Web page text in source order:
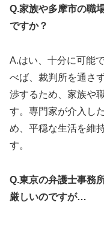
Q.家族や多摩市の職
ですか？
A.はい、十分に可能
べば、裁判所を通さ
渉するため、家族や
す。専門家が介入し
め、平穏な生活を維
す。
Q.東京の弁護士事務
厳しいのですが…